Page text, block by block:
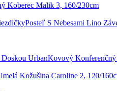
Koberec Malik 3, 160/230cm
Posteľ S Nebesami Lino
Kovový
Kožušina Caroline 2, 120/